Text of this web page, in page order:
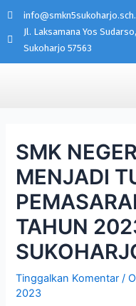
Jl. Laksamana Yos
Sukoharjo 57563
SMK
MENJADI
TAHUN
Tinggalkan Komentar /
2023